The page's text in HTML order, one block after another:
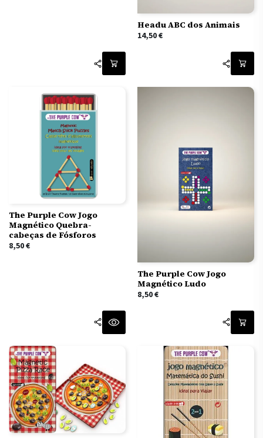
Headu ABC dos Animais
14,50€
The Purple Cow Jogo
Magnético Quebra-
cabeças de Fósforos
8,50€
The Purple Cow Jogo
Magnético Ludo
8,50€